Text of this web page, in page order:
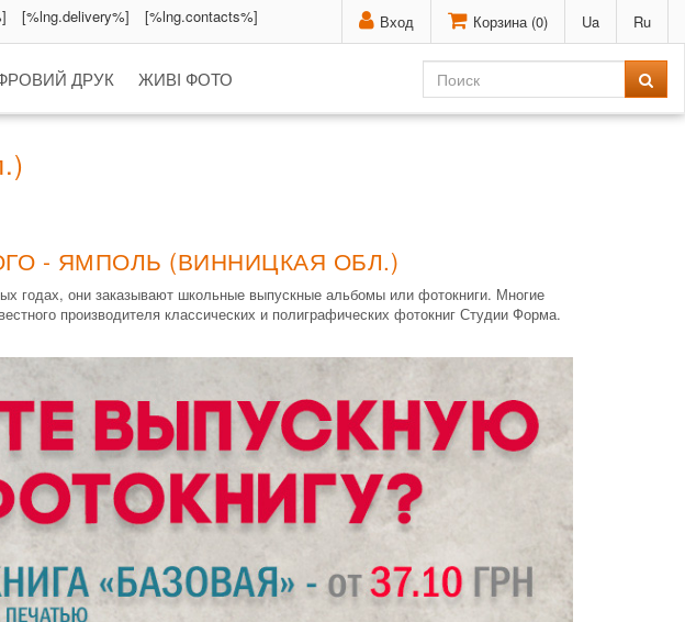
Вход Корзина (0) Ua Ru
[%lng.delivery%] [%lng.contacts%]
ДРУК ЖИВІ ФОТО
- ЯМПОЛЬ (ВИННИЦКАЯ ОБЛ.)
годах, они заказывают школьные выпускные альбомы или фотокниги. Многие
производителя классических и полиграфических фотокниг Студии Форма.